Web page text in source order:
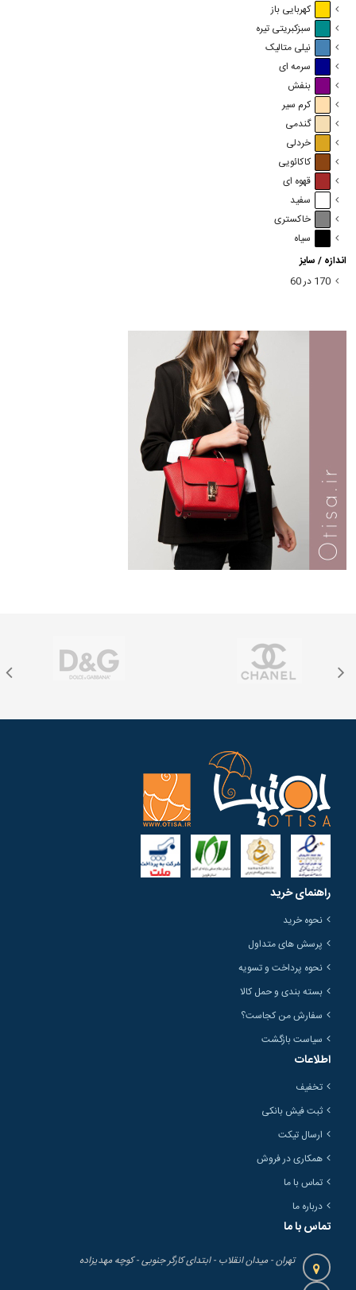
کهربایی باز
سبزکبریتی تیره
نیلی متالیک
سرمه ای
بنفش
کرم سیر
گندمی
خردلی
کاکائویی
قهوه ای
سفید
خاکستری
سیاه
اندازه / سایز
170 در 60
راهنمای خرید
نحوه خرید
پرسش های متداول
نحوه پرداخت و تسویه
بسته بندی و حمل کالا
سفارش من کجاست؟
سیاست بازگشت
اطلاعات
تخفیف
ثبت فیش بانکی
ارسال تیکت
همکاری در فروش
تماس با ما
درباره ما
تماس با ما
تهران - میدان انقلاب - ابتدای کارگر جنوبی - کوچه مهدیزاده